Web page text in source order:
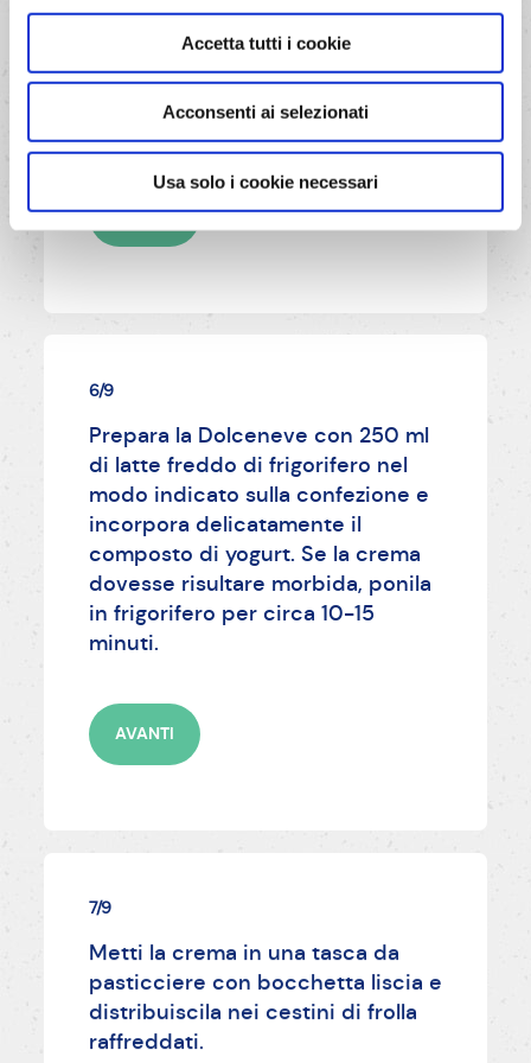
Accetta tutti i cookie
Acconsenti ai selezionati
Usa solo i cookie necessari
Scalda 50 ml di latte senza farlo
bollire, aggiungi la gelatina in fogli
strizzata, mescola bene fino a farla
AVANTI
6/9
Prepara la Dolceneve con 250 ml
di latte freddo di frigorifero nel
modo indicato sulla confezione e
incorpora delicatamente il
composto di yogurt. Se la crema
dovesse risultare morbida, ponila
in frigorifero per circa 10-15
minuti.
AVANTI
7/9
Metti la crema in una tasca da
pasticciere con bocchetta liscia e
distribuiscila nei cestini di frolla
raffreddati.